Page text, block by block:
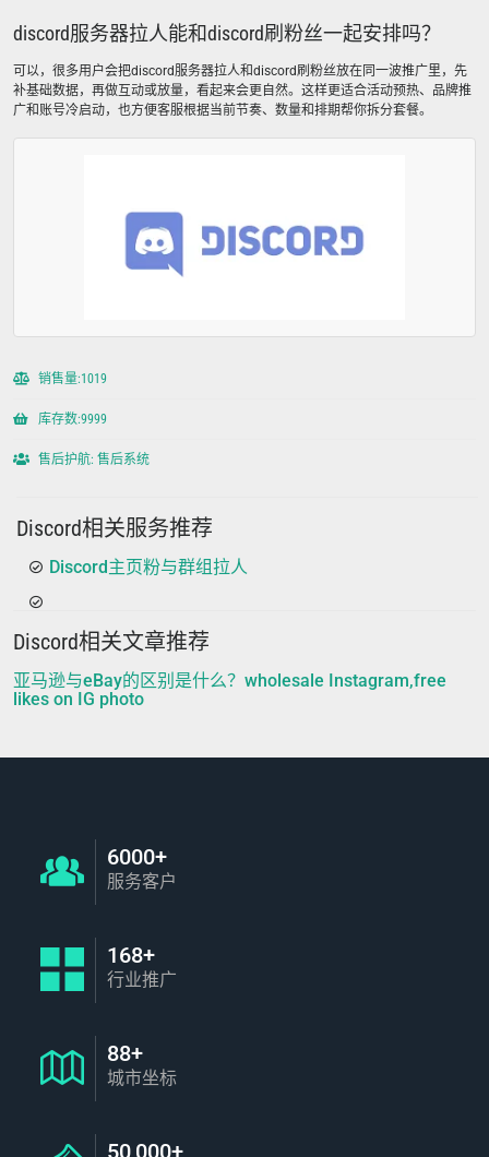
discord服务器拉人能和discord刷粉丝一起安排吗？
可以，很多用户会把discord服务器拉人和discord刷粉丝放在同一波推广里，先
补基础数据，再做互动或放量，看起来会更自然。这样更适合活动预热、品牌推
广和账号冷启动，也方便客服根据当前节奏、数量和排期帮你拆分套餐。
销售量:1019
库存数:9999
售后护航: 售后系统
Discord相关服务推荐
Discord主页粉与群组拉人
Discord相关文章推荐
亚马逊与eBay的区别是什么？wholesale Instagram,free
likes on IG photo
6000+
服务客户
168+
行业推广
88+
城市坐标